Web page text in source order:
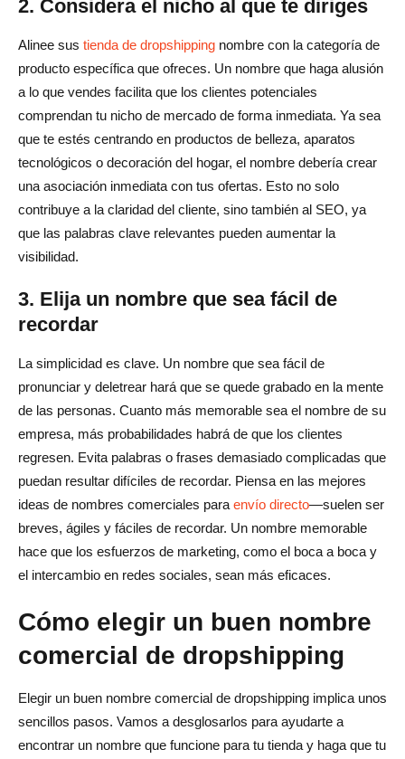
2. Considera el nicho al que te diriges
Alinee sus tienda de dropshipping nombre con la categoría de
producto específica que ofreces. Un nombre que haga alusión
a lo que vendes facilita que los clientes potenciales
comprendan tu nicho de mercado de forma inmediata. Ya sea
que te estés centrando en productos de belleza, aparatos
tecnológicos o decoración del hogar, el nombre debería crear
una asociación inmediata con tus ofertas. Esto no solo
contribuye a la claridad del cliente, sino también al SEO, ya
que las palabras clave relevantes pueden aumentar la
visibilidad.
3. Elija un nombre que sea fácil de
recordar
La simplicidad es clave. Un nombre que sea fácil de
pronunciar y deletrear hará que se quede grabado en la mente
de las personas. Cuanto más memorable sea el nombre de su
empresa, más probabilidades habrá de que los clientes
regresen. Evita palabras o frases demasiado complicadas que
puedan resultar difíciles de recordar. Piensa en las mejores
ideas de nombres comerciales para envío directo—suelen ser
breves, ágiles y fáciles de recordar. Un nombre memorable
hace que los esfuerzos de marketing, como el boca a boca y
el intercambio en redes sociales, sean más eficaces.
Cómo elegir un buen nombre
comercial de dropshipping
Elegir un buen nombre comercial de dropshipping implica unos
sencillos pasos. Vamos a desglosarlos para ayudarte a
encontrar un nombre que funcione para tu tienda y haga que tu